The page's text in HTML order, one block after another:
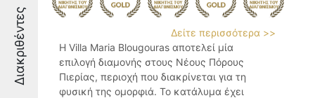
Διακριθέντες
Δείτε περισσότερα >>
Η Villa Maria Blougouras αποτελεί μία
επιλογή διαμονής στους Νέους Πόρους
Πιερίας, περιοχή που διακρίνεται για τη
φυσική της ομορφιά. Το κατάλυμα έχει